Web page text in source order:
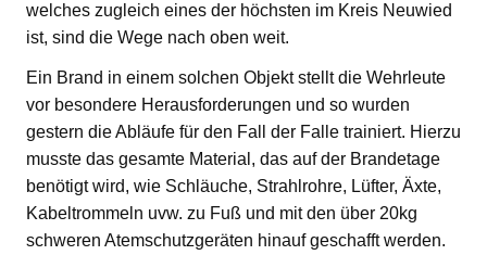
welches zugleich eines der höchsten im Kreis Neuwied
ist, sind die Wege nach oben weit.
Ein Brand in einem solchen Objekt stellt die Wehrleute
vor besondere Herausforderungen und so wurden
gestern die Abläufe für den Fall der Falle trainiert. Hierzu
musste das gesamte Material, das auf der Brandetage
benötigt wird, wie Schläuche, Strahlrohre, Lüfter, Äxte,
Kabeltrommeln uvw. zu Fuß und mit den über 20kg
schweren Atemschutzgeräten hinauf geschafft werden.